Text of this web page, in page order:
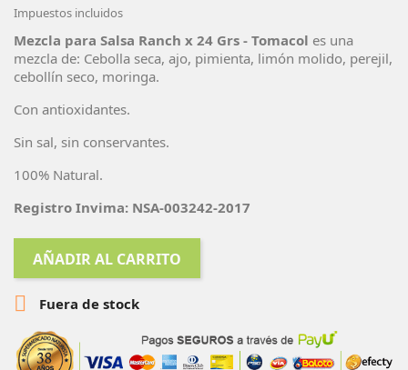
Impuestos incluidos
Mezcla para Salsa Ranch x 24 Grs - Tomacol es una
mezcla de: Cebolla seca, ajo, pimienta, limón molido, perejil,
cebollín seco, moringa.
Con antioxidantes.
Sin sal, sin conservantes.
100% Natural.
Registro Invima: NSA-003242-2017
AÑADIR AL CARRITO
 Fuera de stock